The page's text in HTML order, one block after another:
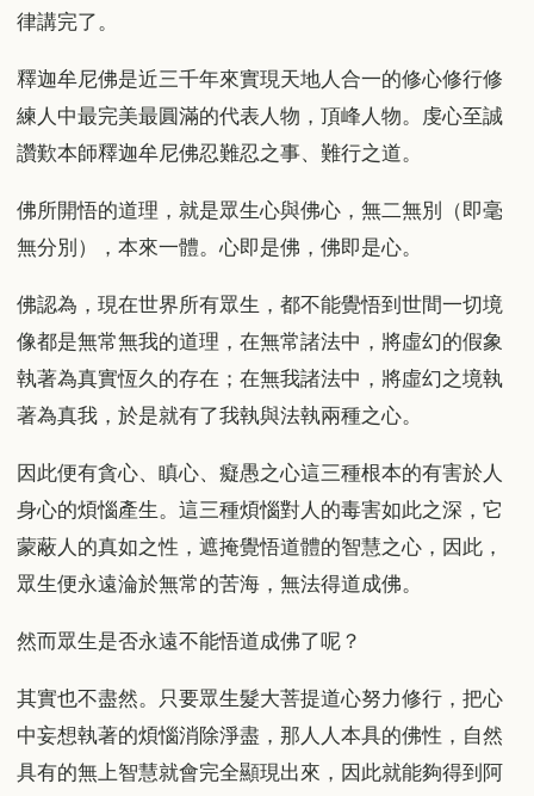
律講完了。
釋迦牟尼佛是近三千年來實現天地人合一的修心修行修
練人中最完美最圓滿的代表人物，頂峰人物。虔心至誠
讚歎本師釋迦牟尼佛忍難忍之事、難行之道。
佛所開悟的道理，就是眾生心與佛心，無二無別（即毫
無分別），本來一體。心即是佛，佛即是心。
佛認為，現在世界所有眾生，都不能覺悟到世間一切境
像都是無常無我的道理，在無常諸法中，將虛幻的假象
執著為真實恆久的存在；在無我諸法中，將虛幻之境執
著為真我，於是就有了我執與法執兩種之心。
因此便有貪心、瞋心、癡愚之心這三種根本的有害於人
身心的煩惱產生。這三種煩惱對人的毒害如此之深，它
蒙蔽人的真如之性，遮掩覺悟道體的智慧之心，因此，
眾生便永遠淪於無常的苦海，無法得道成佛。
然而眾生是否永遠不能悟道成佛了呢？
其實也不盡然。只要眾生髮大菩提道心努力修行，把心
中妄想執著的煩惱消除淨盡，那人人本具的佛性，自然
具有的無上智慧就會完全顯現出來，因此就能夠得到阿